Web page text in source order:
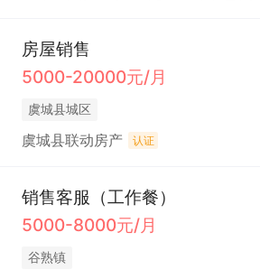
房屋销售
5000-20000元/月
虞城县城区
虞城县联动房产 认证
销售客服（工作餐）
5000-8000元/月
谷熟镇